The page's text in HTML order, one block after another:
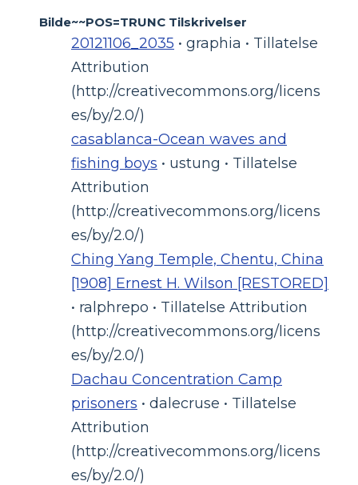
Bilde~~POS=TRUNC Tilskrivelser
20121106_2035 • graphia • Tillatelse
Attribution
(http://creativecommons.org/licens
es/by/2.0/)
casablanca-Ocean waves and
fishing boys • ustung • Tillatelse
Attribution
(http://creativecommons.org/licens
es/by/2.0/)
Ching Yang Temple, Chentu, China
[1908] Ernest H. Wilson [RESTORED]
• ralphrepo • Tillatelse Attribution
(http://creativecommons.org/licens
es/by/2.0/)
Dachau Concentration Camp
prisoners • dalecruse • Tillatelse
Attribution
(http://creativecommons.org/licens
es/by/2.0/)